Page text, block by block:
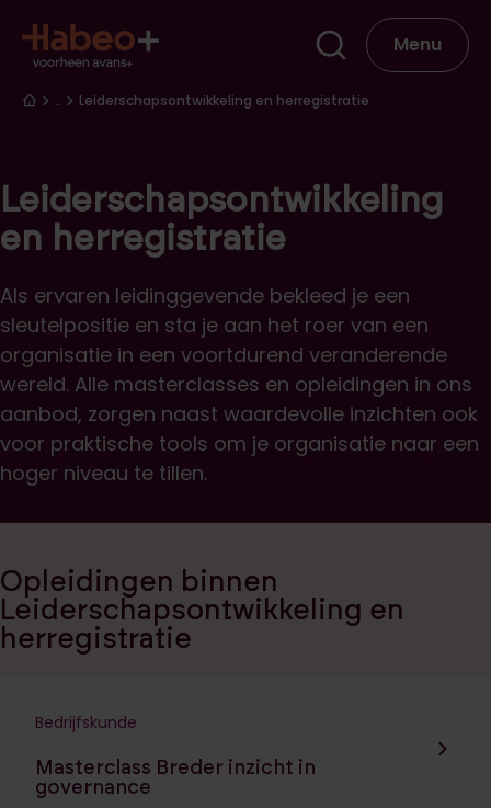
Menu
Kruimelpad
… Leiderschapsontwikkeling en herregistratie
Leiderschapsontwikkeling
en herregistratie
Als ervaren leidinggevende bekleed je een
sleutelpositie en sta je aan het roer van een
organisatie in een voortdurend veranderende
wereld. Alle masterclasses en opleidingen in ons
aanbod, zorgen naast waardevolle inzichten ook
voor praktische tools om je organisatie naar een
hoger niveau te tillen.
Opleidingen binnen
Leiderschapsontwikkeling en
herregistratie
Bedrijfskunde
Masterclass Breder inzicht in
governance